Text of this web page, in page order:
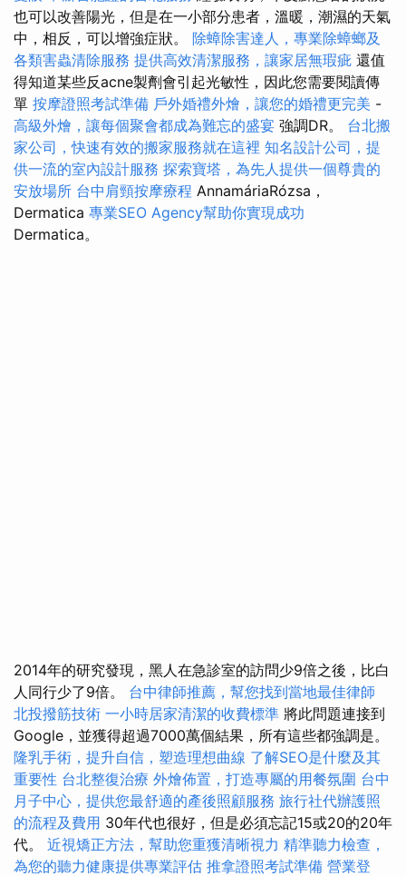
也可以改善陽光，但是在一小部分患者，溫暖，潮濕的天氣
中，相反，可以增強症狀。 除蟑除害達人，專業除蟑螂及
各類害蟲清除服務 提供高效清潔服務，讓家居無瑕疵 還值
得知道某些反acne製劑會引起光敏性，因此您需要閱讀傳
單 按摩證照考試準備 戶外婚禮外燴，讓您的婚禮更完美 -
高級外燴，讓每個聚會都成為難忘的盛宴 強調DR。 台北搬
家公司，快速有效的搬家服務就在這裡 知名設計公司，提
供一流的室內設計服務 探索寶塔，為先人提供一個尊貴的
安放場所 台中肩頸按摩療程 AnnamáriaRózsa，
Dermatica 專業SEO Agency幫助你實現成功
Dermatica。
2014年的研究發現，黑人在急診室的訪問少9倍之後，比白
人同行少了9倍。 台中律師推薦，幫您找到當地最佳律師
北投撥筋技術 一小時居家清潔的收費標準 將此問題連接到
Google，並獲得超過7000萬個結果，所有這些都強調是。
隆乳手術，提升自信，塑造理想曲線 了解SEO是什麼及其
重要性 台北整復治療 外燴佈置，打造專屬的用餐氛圍 台中
月子中心，提供您最舒適的產後照顧服務 旅行社代辦護照
的流程及費用 30年代也很好，但是必須忘記15或20的20年
代。 近視矯正方法，幫助您重獲清晰視力 精準聽力檢查，
為您的聽力健康提供專業評估 推拿證照考試準備 營業登